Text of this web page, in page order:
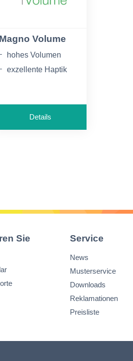
Magno Volume
hohes Volumen
exzellente Haptik
Details
Sie
Service
News
Musterservice
Downloads
Reklamationen
Preisliste